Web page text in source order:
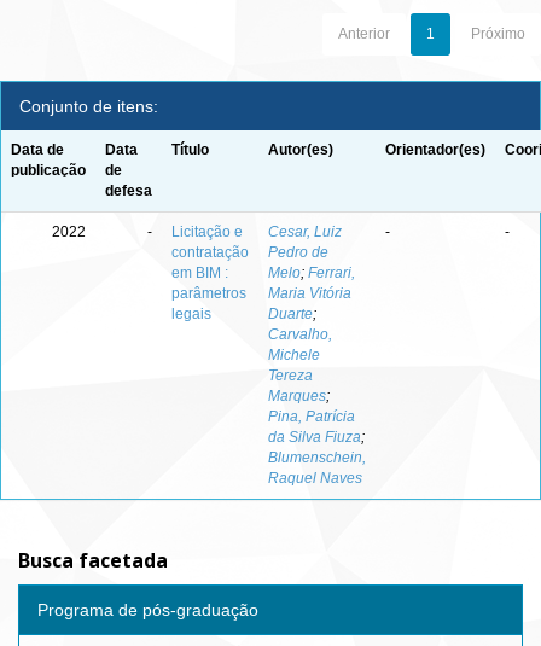
Anterior 1 Próximo
Conjunto de itens:
Data de
publicação
Data
de
defesa
Título Autor(es) Orientador(es)
2022 -
Licitação e
contratação
em BIM :
parâmetros
legais
Cesar, Luiz
Pedro de
Melo; Ferrari,
Maria Vitória
Duarte;
Carvalho,
Michele
Tereza
Marques;
Pina, Patrícia
da Silva Fiuza;
Blumenschein,
Raquel Naves
- -
Busca facetada
Programa de pós-graduação